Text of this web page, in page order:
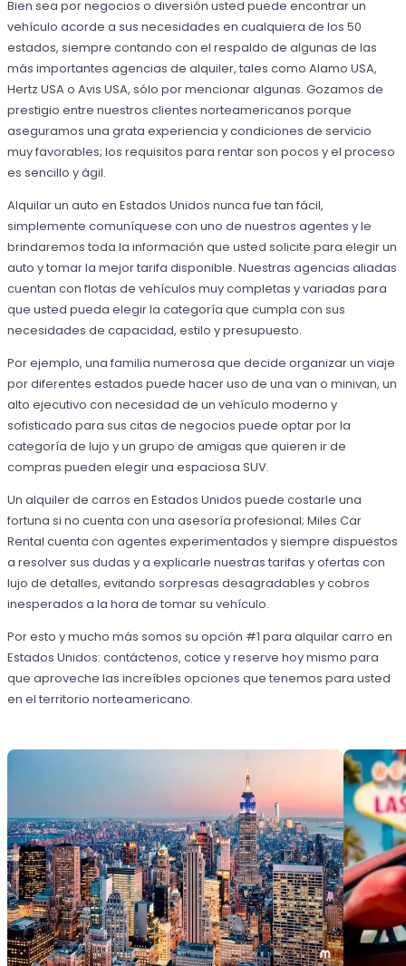
Bien sea por negocios o diversión usted puede encontrar un
vehículo acorde a sus necesidades en cualquiera de los 50
estados, siempre contando con el respaldo de algunas de las
más importantes agencias de alquiler, tales como Alamo USA,
Hertz USA o Avis USA, sólo por mencionar algunas. Gozamos de
prestigio entre nuestros clientes norteamericanos porque
aseguramos una grata experiencia y condiciones de servicio
muy favorables; los requisitos para rentar son pocos y el proceso
es sencillo y ágil.
Alquilar un auto en Estados Unidos nunca fue tan fácil,
simplemente comuníquese con uno de nuestros agentes y le
brindaremos toda la información que usted solicite para elegir un
auto y tomar la mejor tarifa disponible. Nuestras agencias aliadas
cuentan con flotas de vehículos muy completas y variadas para
que usted pueda elegir la categoría que cumpla con sus
necesidades de capacidad, estilo y presupuesto.
Por ejemplo, una familia numerosa que decide organizar un viaje
por diferentes estados puede hacer uso de una van o minivan, un
alto ejecutivo con necesidad de un vehículo moderno y
sofisticado para sus citas de negocios puede optar por la
categoría de lujo y un grupo de amigas que quieren ir de
compras pueden elegir una espaciosa SUV.
Un alquiler de carros en Estados Unidos puede costarle una
fortuna si no cuenta con una asesoría profesional; Miles Car
Rental cuenta con agentes experimentados y siempre dispuestos
a resolver sus dudas y a explicarle nuestras tarifas y ofertas con
lujo de detalles, evitando sorpresas desagradables y cobros
inesperados a la hora de tomar su vehículo.
Por esto y mucho más somos su opción #1 para alquilar carro en
Estados Unidos: contáctenos, cotice y reserve hoy mismo para
que aproveche las increíbles opciones que tenemos para usted
en el territorio norteamericano.